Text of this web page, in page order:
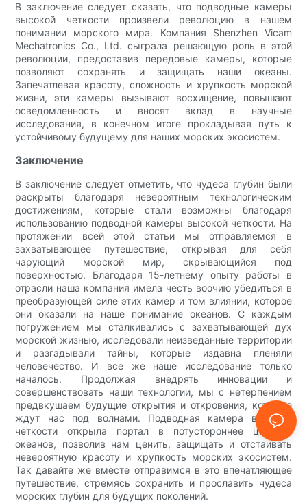
В заключение следует сказать, что подводные камеры
высокой четкости произвели революцию в нашем
понимании морского мира. Компания Shenzhen Vicam
Mechatronics Co., Ltd. сыграла решающую роль в этой
революции, предоставив передовые камеры, которые
позволяют сохранять и защищать наши океаны.
Запечатлевая красоту, сложность и хрупкость морской
жизни, эти камеры вызывают восхищение, повышают
осведомленность и вносят вклад в научные
исследования, в конечном итоге прокладывая путь к
устойчивому будущему для наших морских экосистем.
Заключение
В заключение следует отметить, что чудеса глубин были
раскрыты благодаря невероятным технологическим
достижениям, которые стали возможны благодаря
использованию подводной камеры высокой четкости. На
протяжении всей этой статьи мы отправляемся в
захватывающее путешествие, открывая для себя
чарующий морской мир, скрывающийся под
поверхностью. Благодаря 15-летнему опыту работы в
отрасли наша компания имела честь воочию убедиться в
преобразующей силе этих камер и том влиянии, которое
они оказали на наше понимание океанов. С каждым
погружением мы сталкивались с захватывающей дух
морской жизнью, исследовали неизведанные территории
и разгадывали тайны, которые издавна пленяли
человечество. И все же наше исследование только
началось. Продолжая внедрять инновации и
совершенствовать наши технологии, мы с нетерпением
предвкушаем будущие открытия и откровения, которые
ждут нас под волнами. Подводная камера высокой
четкости открыла портал в потустороннее царство
океанов, позволив нам ценить, защищать и отстаивать
невероятную красоту и хрупкость морских экосистем.
Так давайте же вместе отправимся в это впечатляющее
путешествие, стремясь сохранить и прославить чудеса
морских глубин для будущих поколений.